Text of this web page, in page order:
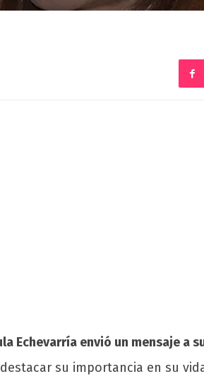
Echevarría envió un mensaje a
su importancia en su